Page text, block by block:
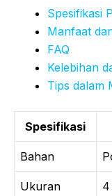
Spesifikasi
Manfaat
FAQ
Kelebihan
Tips dalam
Spesifikasi
Bahan
Ukuran 4